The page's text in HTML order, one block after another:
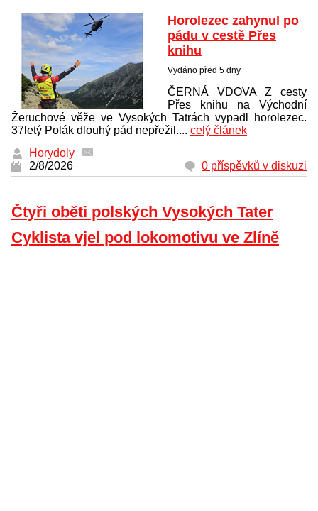
Horolezec zahynul po
pádu v cestě Přes
knihu
Vydáno před 5 dny
ČERNÁ VDOVA Z cesty
Přes knihu na Východní
Žeruchové věže ve Vysokých Tatrách vypadl horolezec.
37letý Polák dlouhý pád nepřežil.... celý článek
Horydoly
2/8/2026
0 příspěvků v diskuzi
Čtyři oběti polských Vysokých Tater
Cyklista vjel pod lokomotivu ve Zlíně